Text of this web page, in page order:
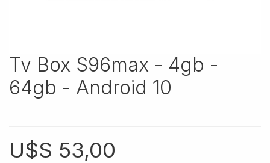
Tv Box S96max - 4gb -
64gb - Android 10
U$S 53,00